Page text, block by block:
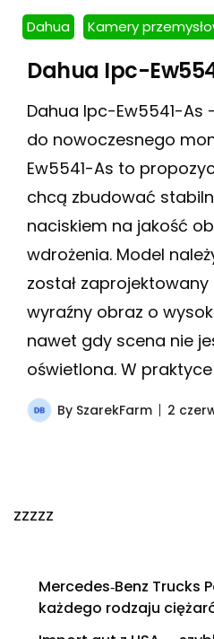
Dahua Kamery
Dahua Ipc-
Dahua Ipc-Ew5541-
do nowoczesnego
Ew5541-As to
chcą zbudować
naciskiem na jakość
wdrożenia. Model
został
wyraźny obraz o
nawet gdy scena nie
oświetlona. W
By SzarekFarm 2
zzzzz
Mercedes‑Benz Trucks
każdego rodzaju